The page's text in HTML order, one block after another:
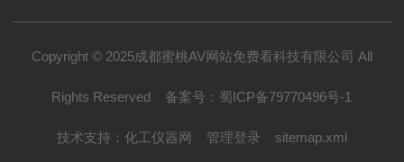
Copyright © 2025成都蜜桃AV网站免费看科技有限公司 All
Rights Reserved 备案号： 蜀ICP备79770496号-1
技术支持： 化工仪器网 管理登录 sitemap.xml